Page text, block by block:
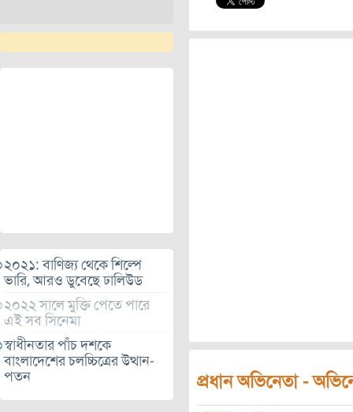
২০২১: বাণিজ্য থেকে শিল্পে
ভারি, আরও ডুবেছে ঢালিউড
২০২২ সালে মুক্তি পেতে পারে
এই সব সিনেমা
স্বাধীনতার পাঁচ দশকে
বাংলাদেশের চলচ্চিত্রের উত্থান-
পতন
প্রধান অভিনেতা -